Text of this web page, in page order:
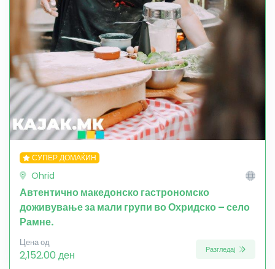
СУПЕР ДОМАЌИН
Ohrid
Автентично македонско гастрономско
доживување за мали групи во Охридско – село
Рамне.
Цена од
2,152.00 ден Разгледај